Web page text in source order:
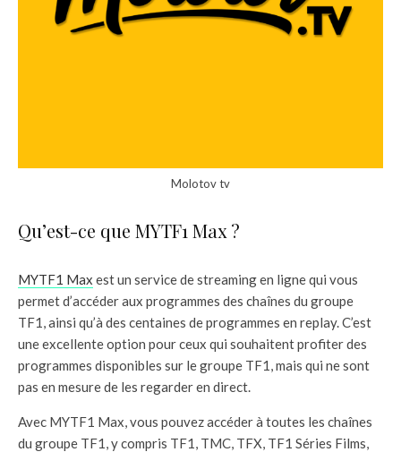
Molotov tv
Qu’est-ce que MYTF1 Max ?
MYTF1 Max est un service de streaming en ligne qui vous
permet d’accéder aux programmes des chaînes du groupe
TF1, ainsi qu’à des centaines de programmes en replay. C’est
une excellente option pour ceux qui souhaitent profiter des
programmes disponibles sur le groupe TF1, mais qui ne sont
pas en mesure de les regarder en direct.
Avec MYTF1 Max, vous pouvez accéder à toutes les chaînes
du groupe TF1, y compris TF1, TMC, TFX, TF1 Séries Films,